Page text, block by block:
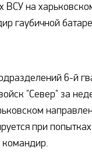
ВСУ на
гаубичной
6-й
"Север" за
при
командир.